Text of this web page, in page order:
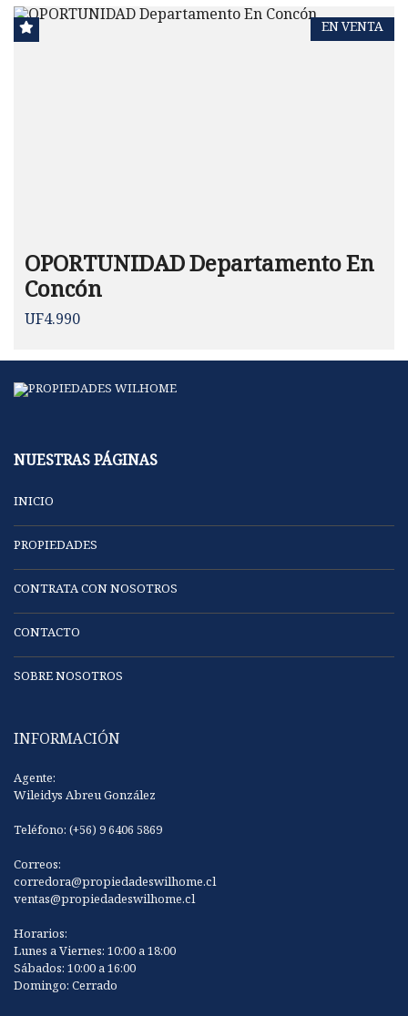
EN VENTA
OPORTUNIDAD Departamento En
Concón
UF4.990
NUESTRAS PÁGINAS
INICIO
PROPIEDADES
CONTRATA CON NOSOTROS
CONTACTO
SOBRE NOSOTROS
INFORMACIÓN
Agente:
Wileidys Abreu González
Teléfono: (+56) 9 6406 5869
Correos:
corredora@propiedadeswilhome.cl
ventas@propiedadeswilhome.cl
Horarios:
Lunes a Viernes: 10:00 a 18:00
Sábados: 10:00 a 16:00
Domingo: Cerrado